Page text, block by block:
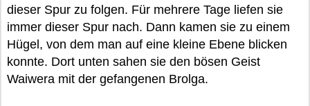
dieser Spur zu folgen. Für mehrere Tage liefen sie
immer dieser Spur nach. Dann kamen sie zu einem
Hügel, von dem man auf eine kleine Ebene blicken
konnte. Dort unten sahen sie den bösen Geist
Waiwera mit der gefangenen Brolga.